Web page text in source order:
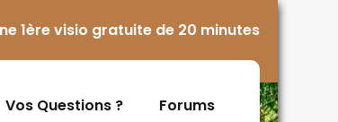
1ère visio gratuite de 20 minutes
Vos Questions ? Forums